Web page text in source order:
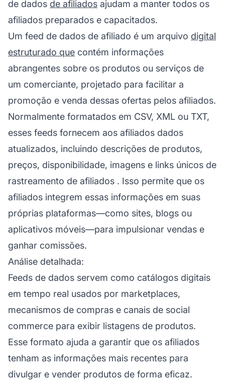
de dados de afiliados ajudam a manter todos os
afiliados preparados e capacitados.
Um feed de dados de afiliado é um arquivo digital
estruturado que contém informações
abrangentes sobre os produtos ou serviços de
um comerciante, projetado para facilitar a
promoção e venda dessas ofertas pelos afiliados.
Normalmente formatados em CSV, XML ou TXT,
esses feeds fornecem aos afiliados dados
atualizados, incluindo descrições de produtos,
preços, disponibilidade, imagens e links únicos de
rastreamento de afiliados . Isso permite que os
afiliados integrem essas informações em suas
próprias plataformas—como sites, blogs ou
aplicativos móveis—para impulsionar vendas e
ganhar comissões.
Análise detalhada:
Feeds de dados servem como catálogos digitais
em tempo real usados por marketplaces,
mecanismos de compras e canais de social
commerce para exibir listagens de produtos.
Esse formato ajuda a garantir que os afiliados
tenham as informações mais recentes para
divulgar e vender produtos de forma eficaz.